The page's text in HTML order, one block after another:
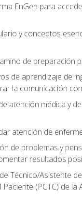
EnGen para
y conceptos
de preparación
de aprendizaje de
la comunicación
atención médica y
atención de
de problemas y
resultados
Técnico/Asistente
(PCTC) de la